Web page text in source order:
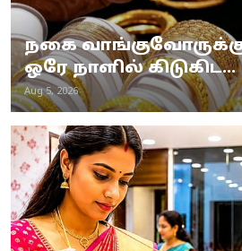
நகை வாங்குவோருக்கு
ஒரே நாளில் கிடுகிட...
Aug 5, 2026